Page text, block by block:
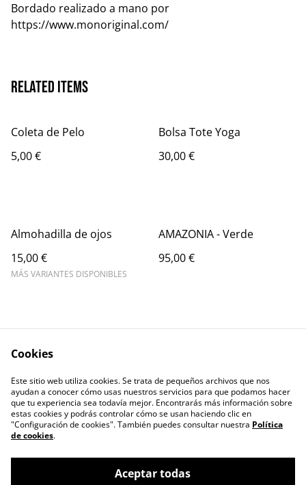
Bordado realizado a mano por
https://www.monoriginal.com/
Related items
Coleta de Pelo
5,00 €
Bolsa Tote Yoga
30,00 €
Almohadilla de ojos
15,00 €
MÁS VARIANTES DISPONIBLES
AMAZONIA - Verde
95,00 €
Contacto
Términos Legales
Política de privacidad
Cookies
Cookies
Este sitio web utiliza cookies. Se trata de pequeños archivos que nos
ayudan a conocer cómo usas nuestros servicios para que podamos hacer
que tu experiencia sea todavía mejor. Encontrarás más información sobre
estas cookies y podrás controlar cómo se usan haciendo clic en
"Configuración de cookies". También puedes consultar nuestra Política
de cookies.
Aceptar todas